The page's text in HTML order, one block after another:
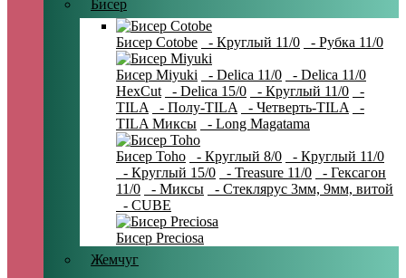
Бисер
Бисер Cotobe - Круглый 11/0 - Рубка 11/0
Бисер Miyuki - Delica 11/0
- Delica 11/0
HexCut
- Delica 15/0 - Круглый 11/0
-
TILA
- Полу-TILA - Четверть-TILA
-
TILA Миксы
- Long Magatama
Бисер Toho - Круглый 8/0
- Круглый 11/0
- Круглый 15/0
- Treasure 11/0
- Гексагон
11/0
- Миксы
- Стеклярус 3мм, 9мм, витой
- CUBE
Бисер Preciosa
Жемчуг